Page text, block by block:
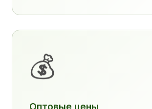
💰
Оптовые цены